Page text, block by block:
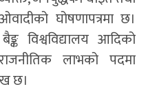
घोषणापत्रमा छ।
विश्वविद्यालय आदिको
लाभको पदमा
छ।